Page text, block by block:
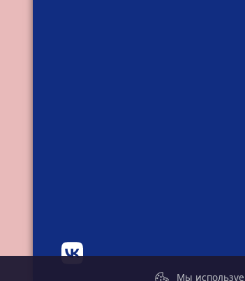
Мы